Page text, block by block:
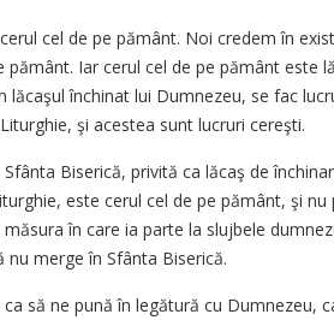
cel de pe pământ. Noi credem în
Iar cerul cel de pe pământ este
închinat lui Dumnezeu, se fac
şi acestea sunt lucruri cereşti.
Biserică, privită ca lăcaş de
este cerul cel de pe pământ, şi
în care ia parte la slujbele
merge în Sfânta Biserică.
să ne pună în legătură cu Dumnezeu,